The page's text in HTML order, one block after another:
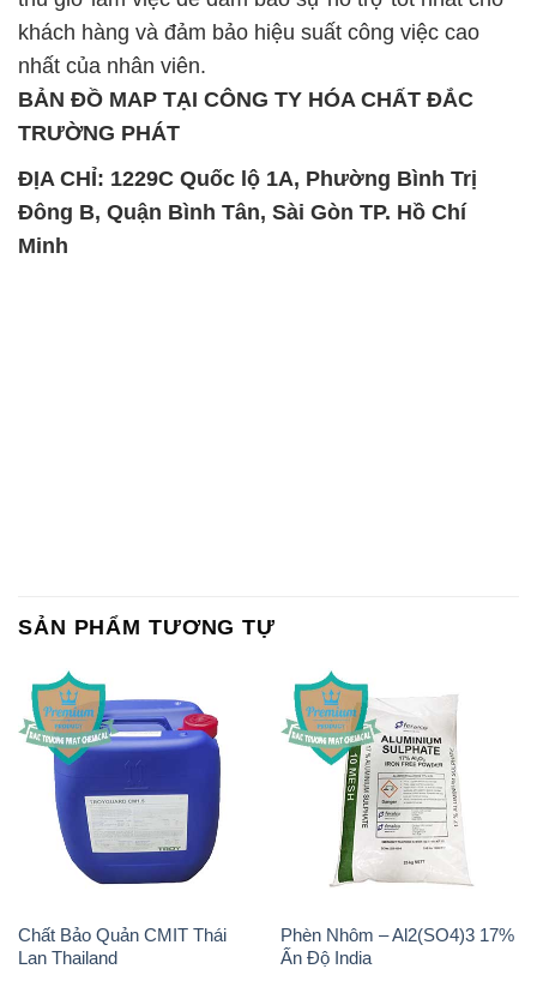
khách hàng và đảm bảo hiệu suất công việc cao
nhất của nhân viên.
BẢN ĐỒ MAP TẠI CÔNG TY HÓA CHẤT ĐẮC
TRƯỜNG PHÁT
ĐỊA CHỈ: 1229C Quốc lộ 1A, Phường Bình Trị
Đông B, Quận Bình Tân, Sài Gòn TP. Hồ Chí
Minh
SẢN PHẨM TƯƠNG TỰ
Chất Bảo Quản CMIT Thái
Lan Thailand
Phèn Nhôm – Al2(SO4)3 17%
Ấn Độ India